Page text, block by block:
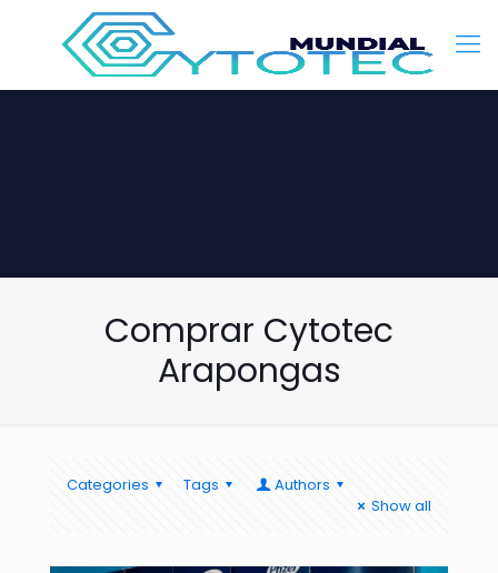
Comprar Cytotec
Arapongas
Categories Tags
Authors
Show all